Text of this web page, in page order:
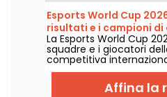
gioco offre
combina azione intensa
temporale. Con una
Steam Next Fest, i
immergersi nel mondo di
sperimentare
gioco!
Esports World Cup
risultati e i campioni di
La Esports World Cup
squadre e i giocatori
competitiva
risultati delle finali, i
ogni torneo e ilAffina la